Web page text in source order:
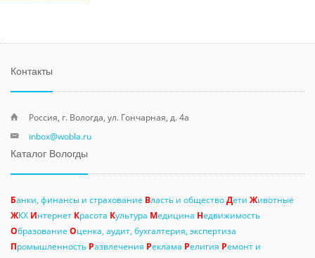
Контакты
Россия, г. Вологда, ул. Гончарная, д. 4а
inbox@wobla.ru
Каталог Вологды
Банки, финансы и страхование Власть и обществоДети Животные
ЖКХ Интернет Красота Культура Медицина Недвижимость
Образование Оценка, аудит, бухгалтерия, экспертиза
Промышленность Развлечения Реклама Религия Ремонт и